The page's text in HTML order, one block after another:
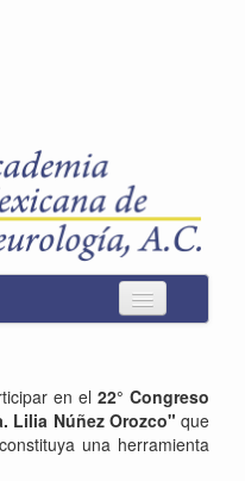
en el 22° Congreso
Lilia Núñez Orozco" que
una herramienta